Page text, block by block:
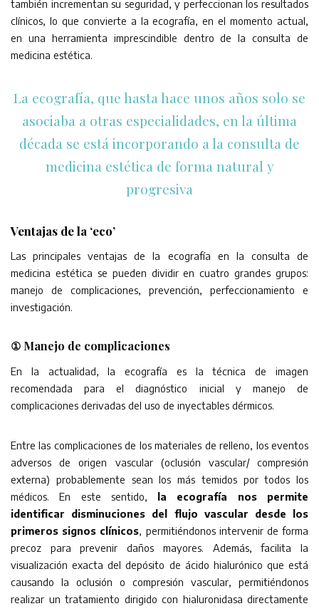
también incrementan su seguridad, y perfeccionan los resultados
clínicos, lo que convierte a la ecografía, en el momento actual,
en una herramienta imprescindible dentro de la consulta de
medicina estética.
La ecografía, que hasta hace unos años solo se
asociaba a otras especialidades, en la última
década se está incorporando a la consulta de
medicina estética de forma natural y
progresiva
Ventajas de la ‘eco’
Las principales ventajas de la ecografía en la consulta de
medicina estética se pueden dividir en cuatro grandes grupos:
manejo de complicaciones, prevención, perfeccionamiento e
investigación.
① Manejo de complicaciones
En la actualidad, la ecografía es la técnica de imagen
recomendada para el diagnóstico inicial y manejo de
complicaciones derivadas del uso de inyectables dérmicos.
Entre las complicaciones de los materiales de relleno, los eventos
adversos de origen vascular (oclusión vascular/ compresión
externa) probablemente sean los más temidos por todos los
médicos. En este sentido, la ecografía nos permite
identificar disminuciones del flujo vascular desde los
primeros signos clínicos, permitiéndonos intervenir de forma
precoz para prevenir daños mayores. Además, facilita la
visualización exacta del depósito de ácido hialurónico que está
causando la oclusión o compresión vascular, permitiéndonos
realizar un tratamiento dirigido con hialuronidasa directamente